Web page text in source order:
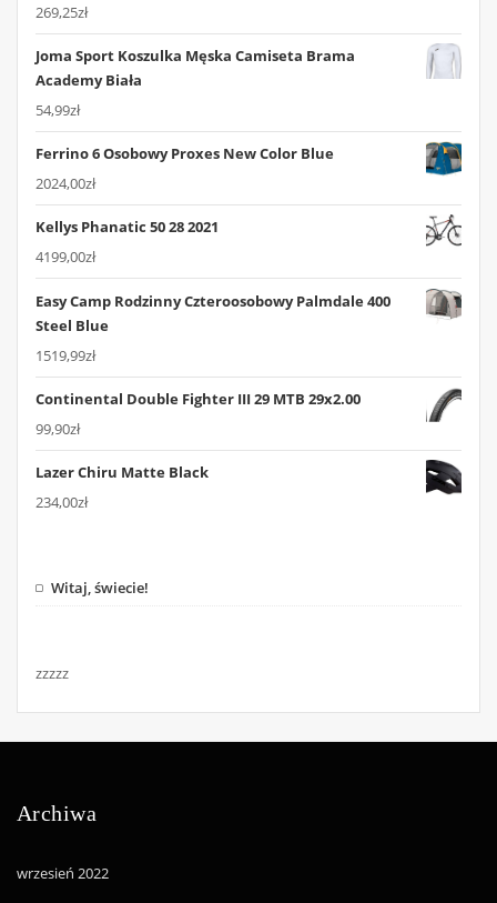
269,25zł
Joma Sport Koszulka Męska Camiseta Brama
Academy Biała
54,99zł
Ferrino 6 Osobowy Proxes New Color Blue
2024,00zł
Kellys Phanatic 50 28 2021
4199,00zł
Easy Camp Rodzinny Czteroosobowy Palmdale 400
Steel Blue
1519,99zł
Continental Double Fighter III 29 MTB 29x2.00
99,90zł
Lazer Chiru Matte Black
234,00zł
Witaj, świecie!
zzzzz
Archiwa
wrzesień 2022